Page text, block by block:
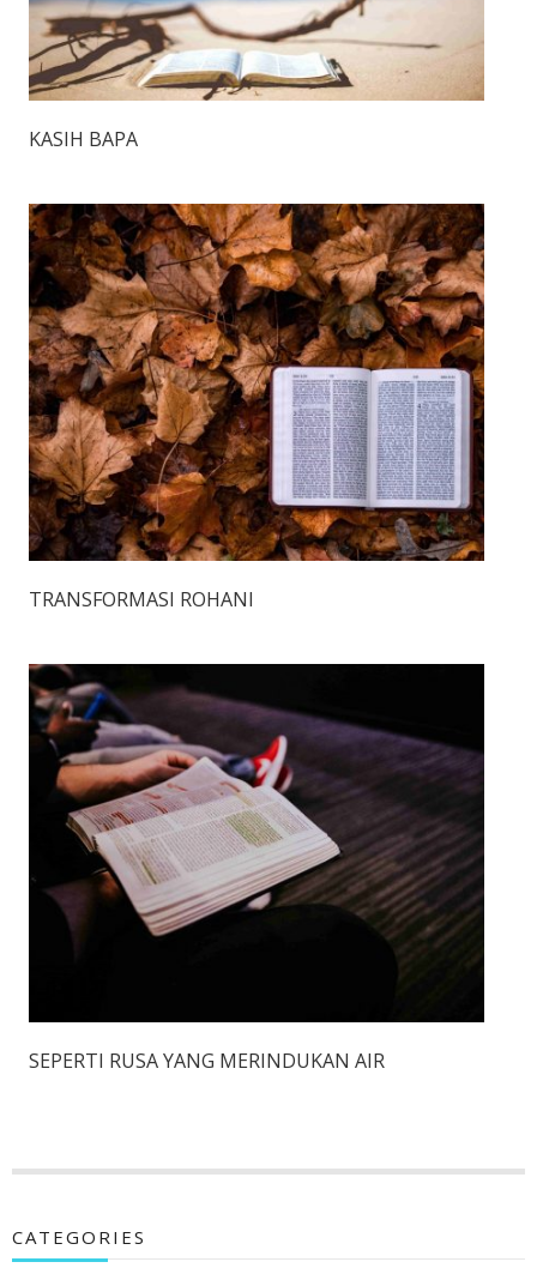
KASIH BAPA
TRANSFORMASI ROHANI
SEPERTI RUSA YANG MERINDUKAN AIR
CATEGORIES